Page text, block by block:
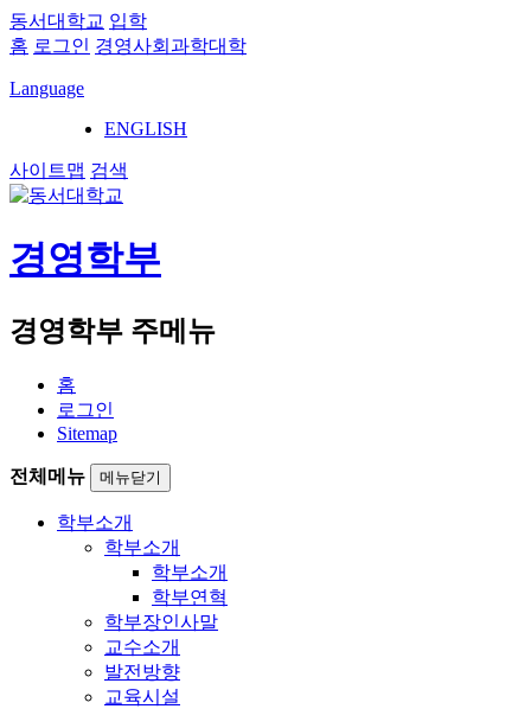
동서대학교 입학
홈 로그인 경영사회과학대학
Language
ENGLISH
사이트맵 검색
경영학부
경영학부 주메뉴
홈
로그인
Sitemap
전체메뉴 메뉴닫기
학부소개
학부소개
학부소개
학부연혁
학부장인사말
교수소개
발전방향
교육시설